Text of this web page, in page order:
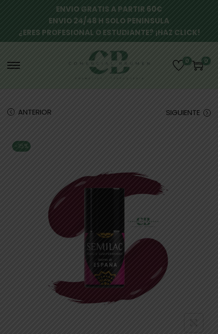
ENVIO GRATIS A PARTIR 60€
ENVIO 24/48 H SOLO PENINSULA
¿ERES PROFESIONAL O ESTUDIANTE? ¡HAZ CLICK!
0 0
ANTERIOR SIGUIENTE
-15%